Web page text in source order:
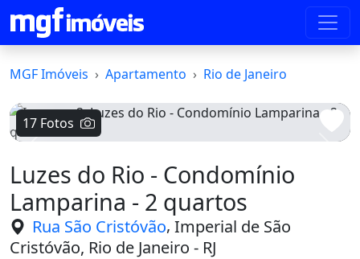
MGF Imóveis Apartamento Rio de Janeiro
17 Fotos
Luzes do Rio - Condomínio
Lamparina - 2 quartos
Rua São Cristóvão, Imperial de São
Cristóvão, Rio de Janeiro - RJ